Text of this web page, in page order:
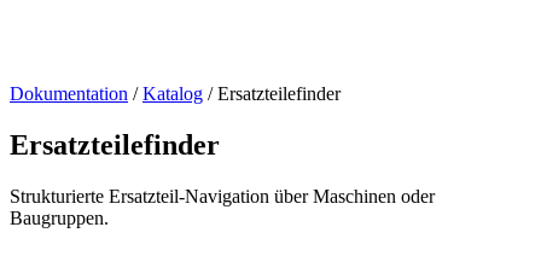
Dokumentation / Katalog / Ersatzteilefinder
Ersatzteilefinder
Strukturierte Ersatzteil-Navigation über Maschinen oder
Baugruppen.